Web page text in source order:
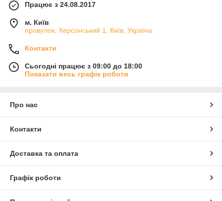
Працює з 24.08.2017
м. Київ
провулок, Херсонський 1, Київ, Україна
Контакти
Сьогодні працює з 09:00 до 18:00
Показати весь графік роботи
Про нас
Контакти
Доставка та оплата
Графік роботи